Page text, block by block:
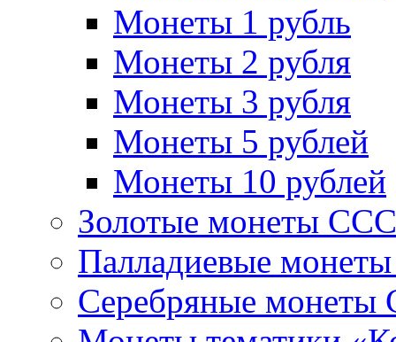
Монеты 1 рубль
Монеты 2 рубля
Монеты 3 рубля
Монеты 5 рублей
Монеты 10 рублей
Золотые монеты
Палладиевые
Серебряные монеты